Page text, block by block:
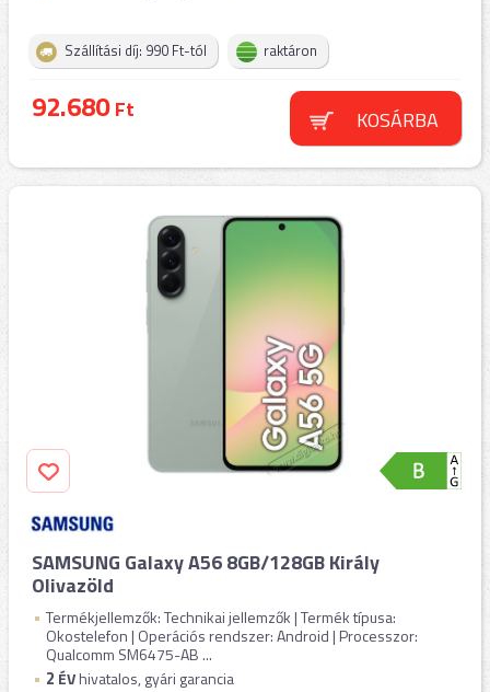
Szállítási díj: 990 Ft-tól raktáron
92.680Ft KOSÁRBA
SAMSUNG Galaxy A56 8GB/128GB Király
Olivazöld
Termékjellemzők: Technikai jellemzők | Termék típusa:
Okostelefon | Operációs rendszer: Android | Processzor:
Qualcomm SM6475-AB ...
2 ÉVhivatalos, gyári garancia